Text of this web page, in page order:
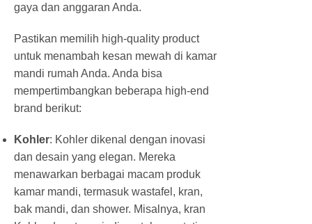
gaya dan anggaran Anda.
Pastikan memilih high-quality product
untuk menambah kesan mewah di kamar
mandi rumah Anda. Anda bisa
mempertimbangkan beberapa high-end
brand berikut:
Kohler: Kohler dikenal dengan inovasi
dan desain yang elegan. Mereka
menawarkan berbagai macam produk
kamar mandi, termasuk wastafel, kran,
bak mandi, dan shower. Misalnya, kran